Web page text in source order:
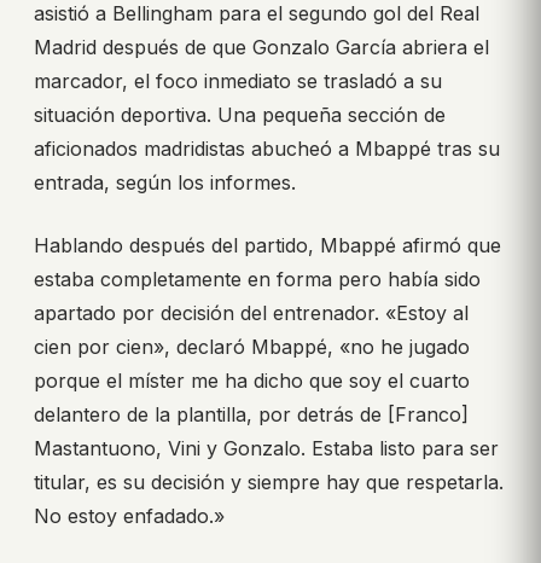
asistió a Bellingham para el segundo gol del Real
Madrid después de que Gonzalo García abriera el
marcador, el foco inmediato se trasladó a su
situación deportiva. Una pequeña sección de
aficionados madridistas abucheó a Mbappé tras su
entrada, según los informes.
Hablando después del partido, Mbappé afirmó que
estaba completamente en forma pero había sido
apartado por decisión del entrenador. «Estoy al
cien por cien», declaró Mbappé, «no he jugado
porque el míster me ha dicho que soy el cuarto
delantero de la plantilla, por detrás de [Franco]
Mastantuono, Vini y Gonzalo. Estaba listo para ser
titular, es su decisión y siempre hay que respetarla.
No estoy enfadado.»